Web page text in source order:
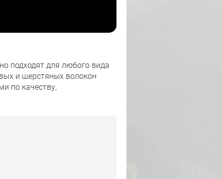
подходят для любого вида
и шерстяных волокон
по качеству,